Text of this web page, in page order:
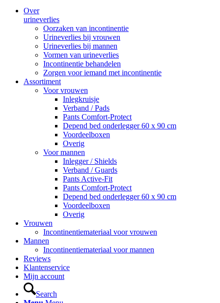
Over
urineverlies
Oorzaken van incontinentie
Urineverlies bij vrouwen
Urineverlies bij mannen
Vormen van urineverlies
Incontinentie behandelen
Zorgen voor iemand met incontinentie
Assortiment
Voor vrouwen
Inlegkruisje
Verband / Pads
Pants Comfort-Protect
Depend bed onderlegger 60 x 90 cm
Voordeelboxen
Overig
Voor mannen
Inlegger / Shields
Verband / Guards
Pants Active-Fit
Pants Comfort-Protect
Depend bed onderlegger 60 x 90 cm
Voordeelboxen
Overig
Vrouwen
Incontinentiemateriaal voor vrouwen
Mannen
Incontinentiemateriaal voor mannen
Reviews
Klantenservice
Mijn account
Search